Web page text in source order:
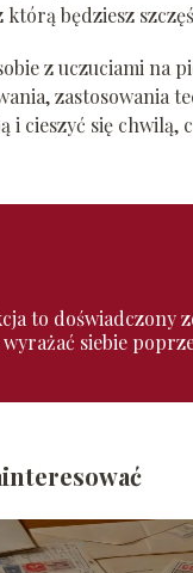
którą będziesz
z uczuciami na
zastosowania
i cieszyć się
to doświadczony
siebie